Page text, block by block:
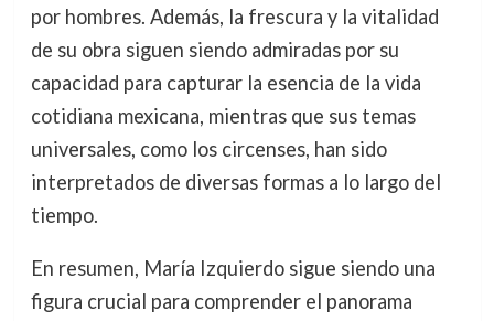
por hombres. Además, la frescura y la vitalidad
de su obra siguen siendo admiradas por su
capacidad para capturar la esencia de la vida
cotidiana mexicana, mientras que sus temas
universales, como los circenses, han sido
interpretados de diversas formas a lo largo del
tiempo.
En resumen, María Izquierdo sigue siendo una
figura crucial para comprender el panorama